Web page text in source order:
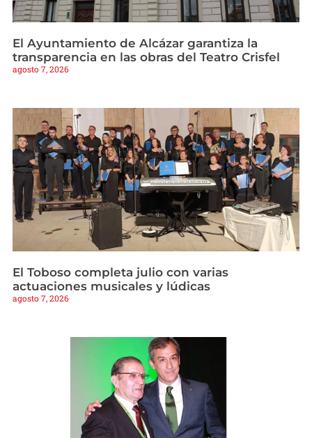
El Ayuntamiento de Alcázar garantiza la
transparencia en las obras del Teatro Crisfel
agosto 7, 2026
El Toboso completa julio con varias
actuaciones musicales y lúdicas
agosto 7, 2026